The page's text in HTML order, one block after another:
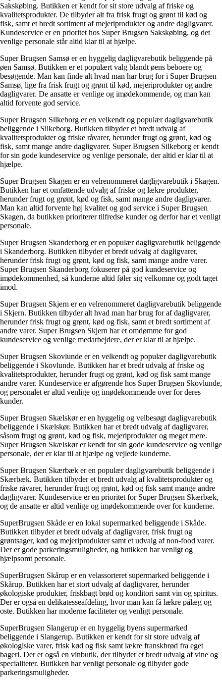
Sakskøbing. Butikken er kendt for sit store udvalg af friske og
kvalitetsprodukter. De tilbyder alt fra frisk frugt og grønt til kød og
fisk, samt et bredt sortiment af mejeriprodukter og andre dagligvarer.
Kundeservice er en prioritet hos Super Brugsen Sakskøbing, og det
venlige personale står altid klar til at hjælpe.
Super Brugsen Samsø er en hyggelig dagligvarebutik beliggende på
øen Samsø. Butikken er et populært valg blandt øens beboere og
besøgende. Man kan finde alt hvad man har brug for i Super Brugsen
Samsø, lige fra frisk frugt og grønt til kød, mejeriprodukter og andre
dagligvarer. De ansatte er venlige og imødekommende, og man kan
altid forvente god service.
Super Brugsen Silkeborg er en velkendt og populær dagligvarebutik
beliggende i Silkeborg. Butikken tilbyder et bredt udvalg af
kvalitetsprodukter og friske råvarer, herunder frugt og grønt, kød og
fisk, samt mange andre dagligvarer. Super Brugsen Silkeborg er kendt
for sin gode kundeservice og venlige personale, der altid er klar til at
hjælpe.
Super Brugsen Skagen er en velrenommeret dagligvarebutik i Skagen.
Butikken har et omfattende udvalg af friske og lækre produkter,
herunder frugt og grønt, kød og fisk, samt mange andre dagligvarer.
Man kan altid forvente høj kvalitet og god service i Super Brugsen
Skagen, da butikken prioriterer tilfredse kunder og derfor har et venligt
personale.
Super Brugsen Skanderborg er en populær dagligvarebutik beliggende
i Skanderborg. Butikken tilbyder et bredt udvalg af dagligvarer,
herunder frisk frugt og grønt, kød og fisk, samt mange andre varer.
Super Brugsen Skanderborg fokuserer på god kundeservice og
imødekommenhed, så kunderne altid føler sig velkomne og godt taget
imod.
Super Brugsen Skjern er en velrenommeret dagligvarebutik beliggende
i Skjern. Butikken tilbyder alt hvad man har brug for af dagligvarer,
herunder frisk frugt og grønt, kød og fisk, samt et bredt sortiment af
andre varer. Super Brugsen Skjern har et omdømme for god
kundeservice og venlige medarbejdere, der er klar til at hjælpe.
Super Brugsen Skovlunde er en velkendt og populær dagligvarebutik
beliggende i Skovlunde. Butikken har et bredt udvalg af friske og
kvalitetsprodukter, herunder frugt og grønt, kød og fisk samt mange
andre varer. Kundeservice er afgørende hos Super Brugsen Skovlunde,
og personalet er altid venlige og imødekommende over for deres
kunder.
Super Brugsen Skælskør er en hyggelig og velbesøgt dagligvarebutik
beliggende i Skælskør. Butikken har et bredt udvalg af dagligvarer,
såsom frugt og grønt, kød og fisk, mejeriprodukter og meget mere.
Super Brugsen Skælskør er kendt for sin gode kundeservice og venlige
personale, der er klar til at hjælpe og vejlede kunderne.
Super Brugsen Skærbæk er en populær dagligvarebutik beliggende i
Skærbæk. Butikken tilbyder et bredt udvalg af kvalitetsprodukter og
friske råvarer, herunder frugt og grønt, kød og fisk samt mange andre
dagligvarer. Kundeservice er en prioritet for Super Brugsen Skærbæk,
og de ansatte er altid venlige og imødekommende over for kunderne.
SuperBrugsen Skåde er en lokal supermarked beliggende i Skåde.
Butikken tilbyder et bredt udvalg af dagligvarer, frisk frugt og
grøntsager, kød og mejeriprodukter samt et udvalg af non-food varer.
Der er gode parkeringsmuligheder, og butikken har venligt og
hjælpsomt personale.
SuperBrugsen Skårup er en velassorteret supermarked beliggende i
Skårup. Butikken har et stort udvalg af dagligvarer, herunder
økologiske produkter, friskbagt brød og konditori samt vin og spiritus.
Der er også en delikatesseafdeling, hvor man kan få lækre pålæg og
oste. Butikken har moderne faciliteter og venligt personale.
SuperBrugsen Slangerup er en hyggelig byens supermarked
beliggende i Slangerup. Butikken er kendt for sit store udvalg af
økologiske varer, frisk kød og fisk samt lækre franskbrød fra eget
bageri. Der er også en vinbutik, der tilbyder et bredt udvalg af vine og
specialiteter. Butikken har venligt personale og tilbyder gode
parkeringsmuligheder.